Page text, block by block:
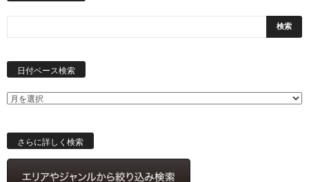
日付ベース検索
さらに詳しく検索